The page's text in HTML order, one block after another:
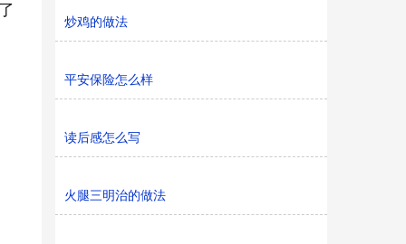
炒鸡的做法
平安保险怎么样
读后感怎么写
火腿三明治的做法